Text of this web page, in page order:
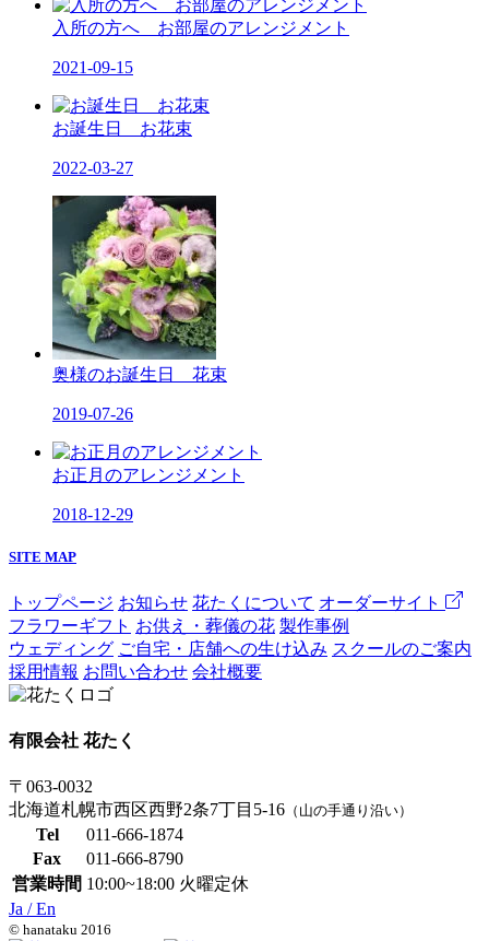
入所の方へ お部屋のアレンジメント
2021-09-15
お誕生日 お花束
2022-03-27
奥様のお誕生日 花束
2019-07-26
お正月のアレンジメント
2018-12-29
SITE MAP
トップページ お知らせ 花たくについて オーダーサイト
フラワーギフト お供え・葬儀の花 製作事例
ウェディング ご自宅・店舗への生け込み スクールのご案内
採用情報 お問い合わせ 会社概要
有限会社 花たく
〒063-0032
北海道札幌市西区西野2条7丁目5-16 （山の手通り沿い）
Tel
011-666-1874
Fax
011-666-8790
営業時間 10:00~18:00 火曜定休
Ja /En
© hanataku 2016